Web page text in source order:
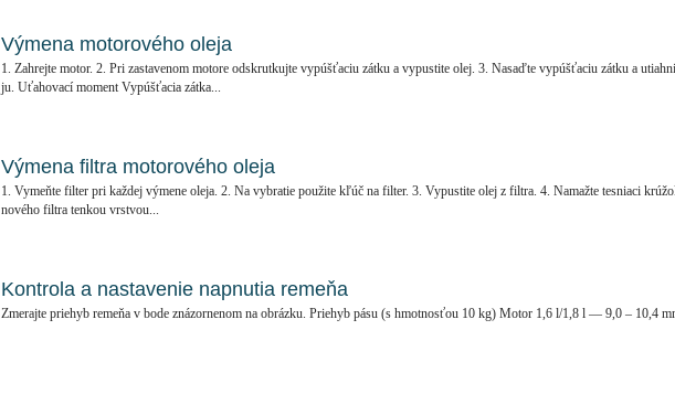
Výmena motorového oleja
1. Zahrejte motor. 2. Pri zastavenom motore odskrutkujte vypúšťaciu zátku a vypustite olej. 3. Nasaďte vypúšťaciu zátku a
ju. Uťahovací moment Vypúšťacia zátka...
Výmena filtra motorového oleja
1. Vymeňte filter pri každej výmene oleja. 2. Na vybratie použite kľúč na filter. 3. Vypustite olej z filtra. 4. Namažte tesniaci
nového filtra tenkou vrstvou...
Kontrola a nastavenie napnutia remeňa
Zmerajte priehyb remeňa v bode znázornenom na obrázku. Priehyb pásu (s hmotnosťou 10 kg) Motor 1,6 l/1,8 l — 9,0 – 10,4